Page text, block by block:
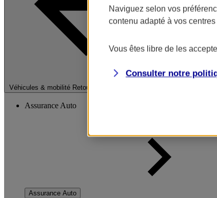
Véhicules & mobilité Retour à la section précédente
Fermer le
Assurance Auto
Assurance Auto
Naviguez selon vos
contenu adapté à vos
Vous êtes libre de les
Consulter notre